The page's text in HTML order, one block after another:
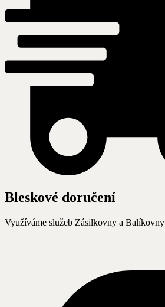
Bleskové doručení
Využíváme služeb Zásilkovny a Balíkovny